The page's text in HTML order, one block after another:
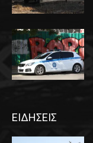
ΕΙΔΗΣΕΙΣ